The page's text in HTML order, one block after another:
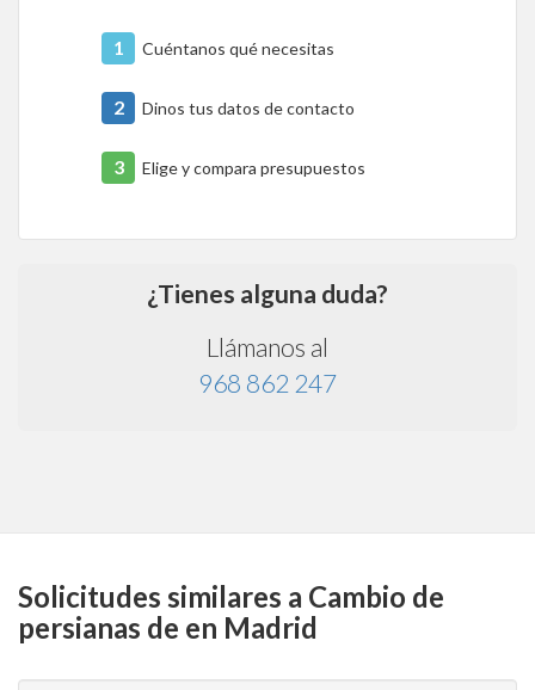
1 Cuéntanos qué necesitas
2 Dinos tus datos de contacto
3 Elige y compara presupuestos
¿Tienes alguna duda?
Llámanos al
968 862 247
Solicitudes similares a Cambio de
persianas de en Madrid